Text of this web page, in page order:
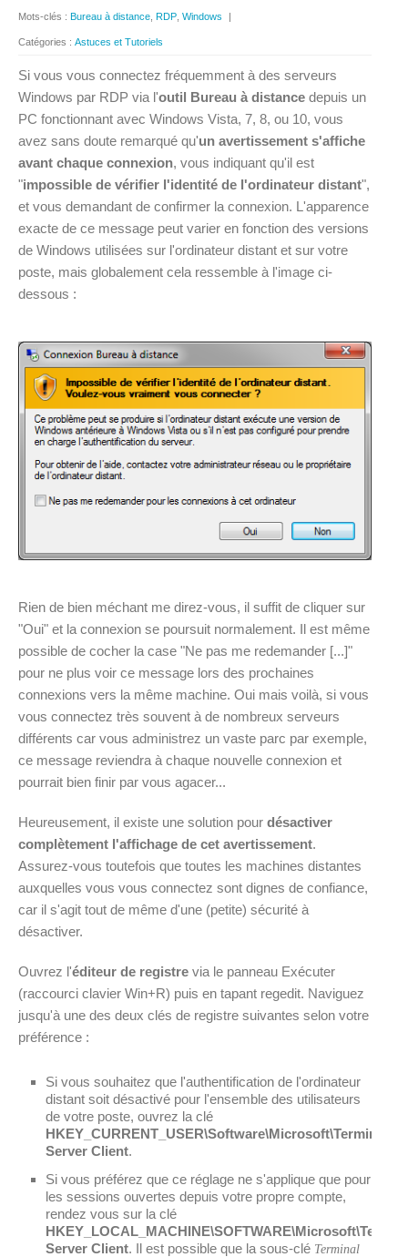
Mots-clés : Bureau à distance RDP Windows
Catégories : Astuces et Tutoriels
Si vous vous connectez fréquemment à des serveurs
Windows par RDP via l'outil Bureau à distance depuis un
PC fonctionnant avec Windows Vista, 7, 8, ou 10, vous
avez sans doute remarqué qu'un avertissement s'affiche
avant chaque connexion, vous indiquant qu'il est
"impossible de vérifier l'identité de l'ordinateur distant",
et vous demandant de confirmer la connexion. L'apparence
exacte de ce message peut varier en fonction des versions
de Windows utilisées sur l'ordinateur distant et sur votre
poste, mais globalement cela ressemble à l'image ci-
dessous :
Rien de bien méchant me direz-vous, il suffit de cliquer sur
"Oui" et la connexion se poursuit normalement. Il est même
possible de cocher la case "Ne pas me redemander [...]"
pour ne plus voir ce message lors des prochaines
connexions vers la même machine. Oui mais voilà, si vous
vous connectez très souvent à de nombreux serveurs
différents car vous administrez un vaste parc par exemple,
ce message reviendra à chaque nouvelle connexion et
pourrait bien finir par vous agacer...
Heureusement, il existe une solution pour désactiver
complètement l'affichage de cet avertissement.
Assurez-vous toutefois que toutes les machines distantes
auxquelles vous vous connectez sont dignes de confiance,
car il s'agit tout de même d'une (petite) sécurité à
désactiver.
Ouvrez l'éditeur de registre via le panneau Exécuter
(raccourci clavier Win+R) puis en tapant regedit. Naviguez
jusqu'à une des deux clés de registre suivantes selon votre
préférence :
Si vous souhaitez que l'authentification de l'ordinateur
distant soit désactivé pour l'ensemble des utilisateurs
de votre poste, ouvrez la clé
HKEY_CURRENT_USER\Software\Microsoft\Terminal
Server Client.
Si vous préférez que ce réglage ne s'applique que pour
les sessions ouvertes depuis votre propre compte,
rendez vous sur la clé
Server Client. Il est possible que la sous-clé Terminal